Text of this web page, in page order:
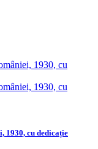
1930, cu dedicație